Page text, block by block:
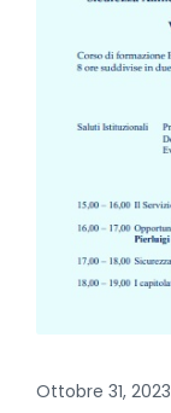
Ottobre 31, 2023